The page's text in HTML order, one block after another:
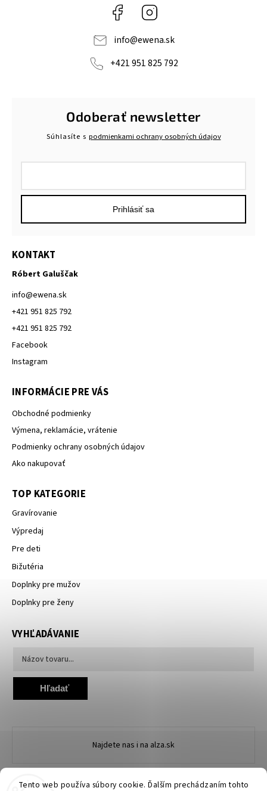
Tento web používa súbory cookie. Ďalším prechádzaním tohto
Facebook
info@ewena.sk
+421 951 825 792
Odoberať newsletter
Súhlasíte s podmienkami ochrany osobných údajov
Prihlásiť sa
KONTAKT
Róbert Galuščak
info@ewena.sk
+421 951 825 792
+421 951 825 792
Facebook
Instagram
INFORMÁCIE PRE VÁS
Obchodné podmienky
Výmena, reklamácie, vrátenie
Podmienky ochrany osobných údajov
Ako nakupovať
TOP KATEGORIE
Gravírovanie
Výpredaj
Pre deti
Bižutéria
Doplnky pre mužov
Doplnky pre ženy
VYHĽADÁVANIE
Hľadať
Najdete nas i na alza.sk